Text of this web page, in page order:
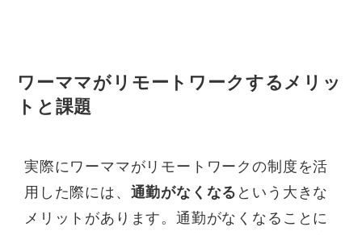
ワーママがリモートワークするメリッ
トと課題
実際にワーママがリモートワークの制度を活
用した際には、 通勤がなくなる という大きな
メリットがあります。通勤がなくなることに